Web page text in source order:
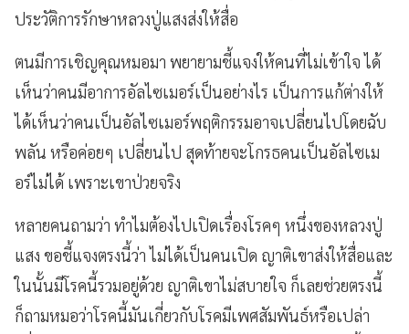
ประวัติการรักษาหลวงปู่แสงส่งให้สื่อ
ตนมีการเชิญคุณหมอมา พยายามชี้แจงให้คนที่ไม่เข้าใจ ได้
เห็นว่าคนมีอาการอัลไซเมอร์เป็นอย่างไร เป็นการแก้ต่างให้
ได้เห็นว่าคนเป็นอัลไซเมอร์พฤติกรรมอาจเปลี่ยนไปโดยฉับ
พลัน หรือค่อยๆ เปลี่ยนไป สุดท้ายจะโกรธคนเป็นอัลไซเม
อร์ไม่ได้ เพราะเขาป่วยจริง
หลายคนถามว่า ทำไมต้องไปเปิดเรื่องโรคๆ หนึ่งของหลวงปู่
แสง ขอชี้แจงตรงนี้ว่า ไม่ได้เป็นคนเปิด ญาติเขาส่งให้สื่อและ
ในนั้นมีโรคนี้รวมอยู่ด้วย ญาติเขาไม่สบายใจ ก็เลยช่วยตรงนี้
ก็ถามหมอว่าโรคนี้มันเกี่ยวกับโรคมีเพศสัมพันธ์หรือเปล่า